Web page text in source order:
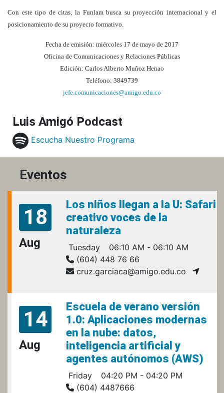
Con este tipo de citas, la Funlam busca su proyección internacional y el
posicionamiento de su proyecto formativo.
Fecha de emisión: miércoles 17 de mayo de 2017
Oficina de Comunicaciones y Relaciones Públicas
Edición: Carlos Alberto Muñoz Henao
Teléfono: 3849739
jefe.comunicaciones@amigo.edu.co
Luis Amigó Podcast
Escucha Nuestro Programa
Eventos
18
Aug
Los niños llegan a la U: Safari
creativo voces de la
naturaleza
Tuesday
06:10 AM - 06:10 AM
(604) 448 76 66
cruz.garciaca@amigo.edu.co
14
Aug
Escuela de verano versión
1.0: Aplicaciones modernas
en la nube: datos,
inteligencia artificial y
agentes autónomos (AWS)
Friday
04:20 PM - 04:20 PM
(604) 4487666